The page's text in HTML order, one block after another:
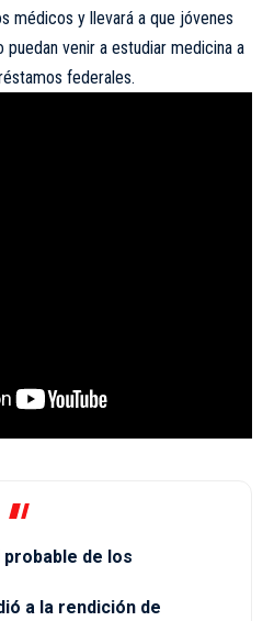
médicos y llevará a que jóvenes
venir a estudiar medicina a
federales.
de los
a la rendición de